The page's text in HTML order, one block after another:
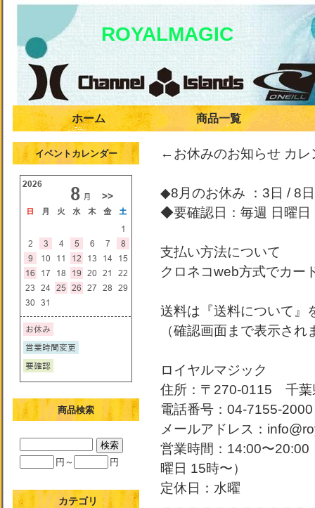
ROYALMAGIC
ホーム 商品一覧
←お休みのお知らせ カ
◆8月のお休み ：3日 / 8
◆要確認日：毎週 日曜日
支払い方法について
クロネコweb方式でカー
送料は『送料について』
（確認画面まで表示され
ロイヤルマジック
住所：〒270-0115 千葉
電話番号：04-7155-2000
メールアドレス：
営業時間：14:00〜20:00
曜日 15時〜）
定休日：水曜
イベントカレンダー
商品検索
円～ 円
カテゴリ